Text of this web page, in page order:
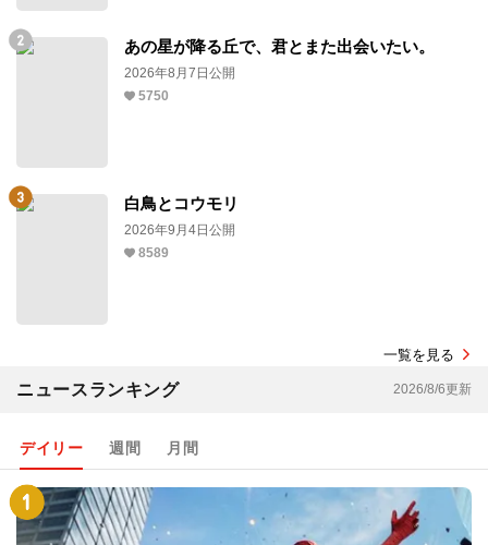
あの星が降る丘で、君とまた出会いたい。
2026年8月7日公開
5750
白鳥とコウモリ
2026年9月4日公開
8589
一覧を見る
ニュースランキング 2026/8/6更新
デイリー 週間 月間